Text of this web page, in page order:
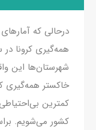
درحالی که
همه‌گیری کرونا
شهرستان‌ها این
خاکستر همه‌گیری
کمترین